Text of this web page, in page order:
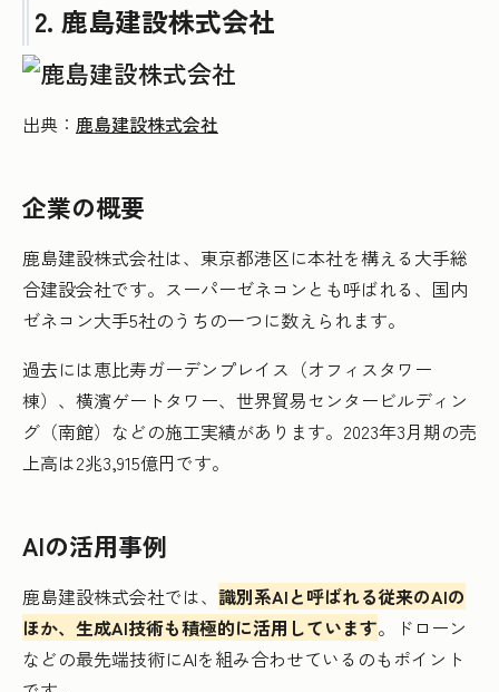
2. 鹿島建設株式会社
出典： 鹿島建設株式会社
企業の概要
鹿島建設株式会社は、東京都港区に本社を構える大手総
合建設会社です。スーパーゼネコンとも呼ばれる、国内
ゼネコン大手5社のうちの一つに数えられます。
過去には恵比寿ガーデンプレイス（オフィスタワー
棟）、横濱ゲートタワー、世界貿易センタービルディン
グ（南館）などの施工実績があります。2023年3月期の売
上高は2兆3,915億円です。
AIの活用事例
鹿島建設株式会社では、 識別系AIと呼ばれる従来のAIの
ほか、生成AI技術も積極的に活用しています。ドローン
などの最先端技術にAIを組み合わせているのもポイント